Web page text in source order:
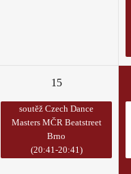
15
soutěž Czech Dance
Masters MČR Beatstreet
Brno
(20:41-20:41)